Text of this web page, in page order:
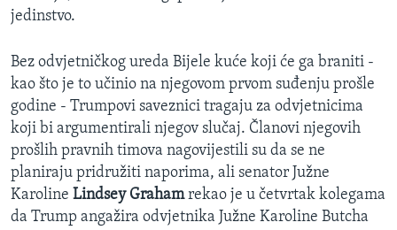
jedinstvo.
Bez odvjetničkog ureda Bijele kuće koji će ga braniti -
kao što je to učinio na njegovom prvom suđenju prošle
godine - Trumpovi saveznici tragaju za odvjetnicima
koji bi argumentirali njegov slučaj. Članovi njegovih
prošlih pravnih timova nagovijestili su da se ne
planiraju pridružiti naporima, ali senator Južne
Karoline Lindsey Grahamrekao je u četvrtak kolegama
da Trump angažira odvjetnika Južne Karoline Butcha